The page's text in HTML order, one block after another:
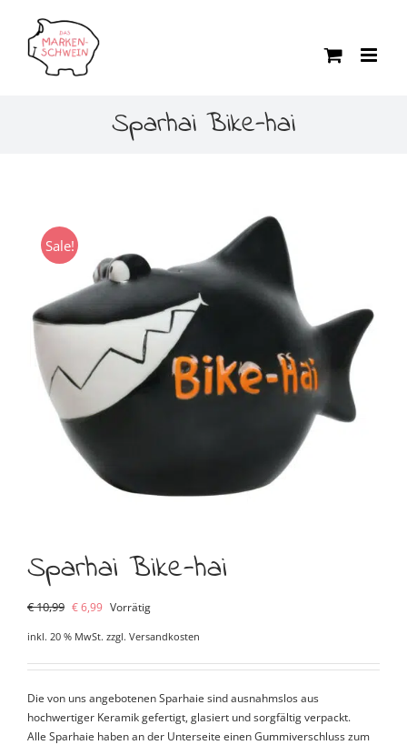
springen
Sparhai Bike-hai
Sale!
Sparhai Bike-hai
€10,99 Ursprünglicher
war:
€ 10,99
€6,99Aktueller
ist:
€ 6,99.
Vorrätig
inkl. 20 % MwSt. zzgl. Versandkosten
Die von uns angebotenen Sparhaie sind ausnahmslos aus
hochwertiger Keramik gefertigt, glasiert und sorgfältig verpackt.
Alle Sparhaie haben an der Unterseite einen Gummiverschluss zum